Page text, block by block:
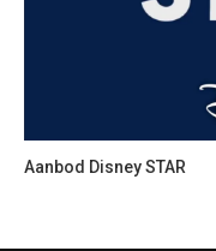
Aanbod Disney STAR